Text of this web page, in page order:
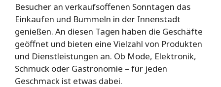
Besucher an verkaufsoffenen Sonntagen das
Einkaufen und Bummeln in der Innenstadt
genießen. An diesen Tagen haben die Geschäfte
geöffnet und bieten eine Vielzahl von Produkten
und Dienstleistungen an. Ob Mode, Elektronik,
Schmuck oder Gastronomie – für jeden
Geschmack ist etwas dabei.